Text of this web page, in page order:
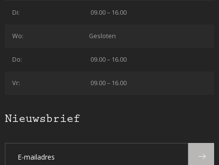
Di: 09.00 – 16.00
Wo: Gesloten
Do: 09.00 – 16.00
Vr: 09.00 – 16.00
Nieuwsbrief